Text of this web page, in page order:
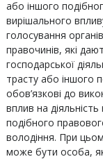
або іншого
вирішального
голосування
правочинів, які
господарської
трасту або іншого
обов’язкові до
вплив на
подібного
володіння. При
може бути особа,